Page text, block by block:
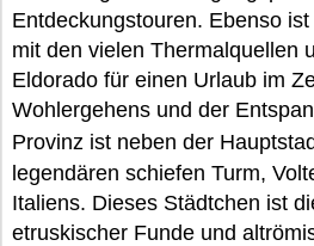
Entdeckungstouren. Ebenso
mit den vielen Thermalquellen
Eldorado für einen Urlaub im
Wohlergehens und der
Provinz ist neben der
legendären schiefen Turm,
Italiens. Dieses Städtchen ist
etruskischer Funde und